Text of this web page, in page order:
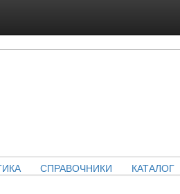
СПРАВОЧНИКИ КАТАЛОГ